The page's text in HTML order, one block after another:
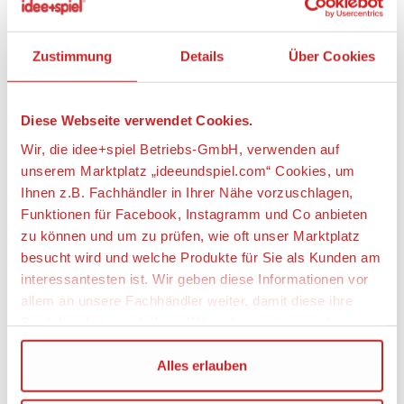
Zustimmung Details Über Cookies
Diese Webseite verwendet Cookies.
Wir, die idee+spiel Betriebs-GmbH, verwenden auf
unserem Marktplatz „ideeundspiel.com“ Cookies, um
Ihnen z.B. Fachhändler in Ihrer Nähe vorzuschlagen,
Funktionen für Facebook, Instagramm und Co anbieten
zu können und um zu prüfen, wie oft unser Marktplatz
besucht wird und welche Produkte für Sie als Kunden am
interessantesten ist. Wir geben diese Informationen vor
allem an unsere Fachhändler weiter, damit diese ihre
Wir verwenden den Google Tag Manager um weitere
Dienste einzubinden.
Alles erlauben
Lichteffekten an der Düse und Düsengeräuschen
wird die Beschleunigung des Raketenfluges
nachgeahmt; Auto-Power-Off: 37 Sekunden.
Auto-Power-Off: 15 Sekunden.
- Im Batteriefach ist ein Sprachwahlschalter
untergebracht, so dass das Kind selbst entscheiden
kann, in welcher Sprache es den Countdown hören
möchte (A=Englisch, B=Französisch).
- Licht- und Soundeffekte können jederzeit durch
erneutes Drücken der Taste ausgeschaltet werden. -
Kombinierbar mit Art.Nr. 9487 Mars-Station: anstelle
der Raketenspitze oder der Transportkapsel kann
auch eines der Ansteckmodule der Mars-Station
angedockt werden.
Zerstörer: anstelle der bemannten Raketenspitze
oder der Transportkapsel kann auch der Satellit